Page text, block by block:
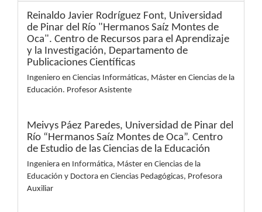
Reinaldo Javier Rodríguez Font, Universidad
de Pinar del Río "Hermanos Saíz Montes de
Oca". Centro de Recursos para el Aprendizaje
y la Investigación, Departamento de
Publicaciones Científicas
Ingeniero en Ciencias Informáticas, Máster en Ciencias de la
Educación. Profesor Asistente
Meivys Páez Paredes, Universidad de Pinar del
Río “Hermanos Saíz Montes de Oca”. Centro
de Estudio de las Ciencias de la Educación
Ingeniera en Informática, Máster en Ciencias de la
Educación y Doctora en Ciencias Pedagógicas, Profesora
Auxiliar